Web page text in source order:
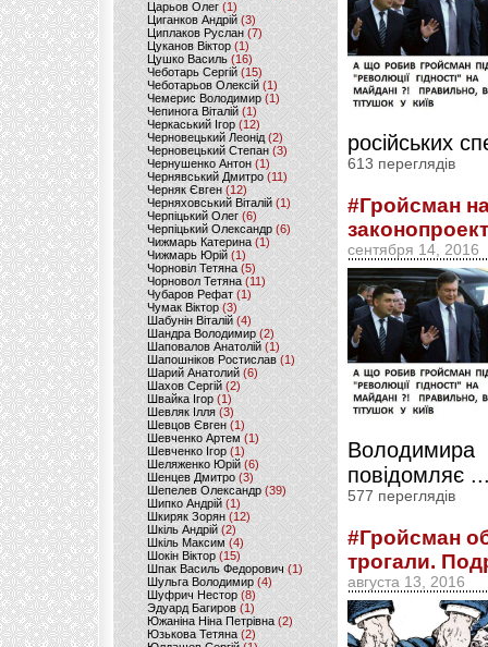
Царьов Олег (1)
Циганков Андрій (3)
Циплаков Руслан(7)
Цуканов Віктор (1)
Цушко Василь (16)
Чеботарь Сергій (15)
Чеботарьов Олексій (1)
Чемерис Володимир (1)
Чепинога Віталій (1)
Черкаський Ігор (12)
Черновецький Леонід(2)
Черновецький Степан (3)
Чернушенко Антон (1)
Чернявський Дмитро(11)
Черняк Євген(12)
Черняховський Віталій (1)
Черпіцький Олег (6)
Черпіцький Олександр (6)
Чижмарь Катерина (1)
Чижмарь Юрій (1)
Чорновіл Тетяна (5)
Чорновол Тетяна (11)
Чубаров Рефат (1)
Чумак Віктор(3)
Шабунін Віталій (4)
Шандра Володимир (2)
Шаповалов Анатолій(1)
Шапошніков Ростислав(1)
Шарий Анатолий(6)
Шахов Сергій(2)
Швайка Ігор (1)
Шевляк Ілля (3)
Шевцов Євген (1)
Шевченко Артем(1)
Шевченко Ігор(1)
Шеляженко Юрій (6)
Шенцев Дмитро (3)
Шепелев Олександр (39)
Шипко Андрій(1)
Шкиряк Зорян(12)
Шкіль Андрій(2)
Шкіль Максим (4)
Шокін Віктор (15)
Шпак Василь Федорович (1)
Шульга Володимир (4)
Шуфрич Нестор(8)
Эдуард Багиров (1)
Южаніна Ніна Петрівна (2)
Юзькова Тетяна(2)
російських
613 переглядів
#Гройсман
сентября 14, 2016
повідомляє
577 переглядів
#Гройсман
трогали.
августа 13, 2016